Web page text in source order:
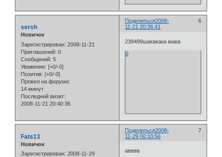
Поделиться 6
2008-
11-21 20:36:41
sersh
Новичок
Зарегистрирован: 2008-11-21
Приглашений: 0
Сообщений: 5
Уважение: [+0/-0]
Позитив: [+0/-0]
Провел на форуме:
14 минут
Последний визит:
2008-11-21 20:40:36
239499шакакака мака
0
Поделиться 7
2008-
11-29 00:33:56
Fats13
Новичок
Зарегистрирован: 2008-11-29
авввв